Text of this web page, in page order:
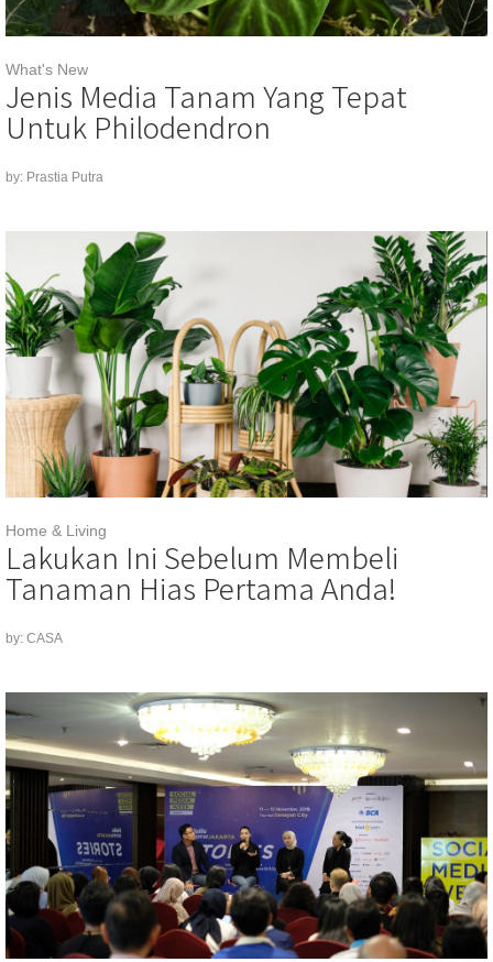
What's New
Jenis Media Tanam Yang Tepat
Untuk Philodendron
by: Prastia Putra
Home & Living
Lakukan Ini Sebelum Membeli
Tanaman Hias Pertama Anda!
by: CASA